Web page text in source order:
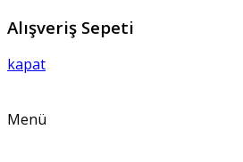
Alışveriş Sepeti
kapat
Menü